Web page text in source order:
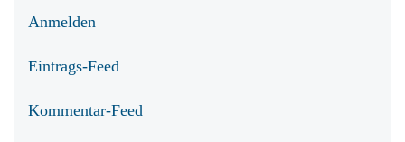
Anmelden
Eintrags-Feed
Kommentar-Feed